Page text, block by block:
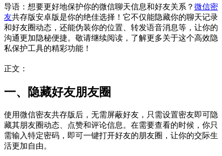
导语：想要更好地保护你的微信聊天信息和好友关系？ 微信密
友共存版安卓版是你的绝佳选择！它不仅能隐藏你的聊天记录
和好友圈动态，还能伪装你的位置、转发语音消息等，让你的
沟通更加隐秘便捷。敬请继续阅读，了解更多关于这个高效隐
私保护工具的精彩功能！
正文：
一、隐藏好友朋友圈
使用微信密友共存版后，无需屏蔽好友，只需设置密友即可隐
藏其朋友圈动态、点赞和评论信息。在需要查看的时候，你只
需输入特定密码，即可一键打开好友的朋友圈，让你的交际生
活更加自由。